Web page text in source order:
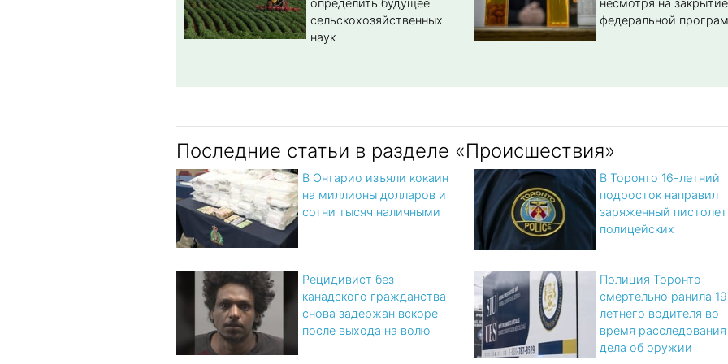
сельскохозяйственных
наук
федеральной
Последние статьи в разделе «Происшествия»
В Онтарио изъяли кокаин
на миллионы долларов и
сотни тысяч наличными
В Торонто 16-летний
подросток направил
заряженный пистолет
полицейских
Рецидивист без
канадского гражданства
снова задержан вскоре
после выхода на волю
Полиция Торонто
смертельно ранила
летнего водителя во
время расследования
дела об оружии